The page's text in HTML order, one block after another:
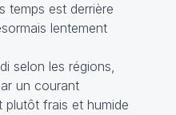
temps est derrière
lentement
selon les régions,
un courant
frais et humide